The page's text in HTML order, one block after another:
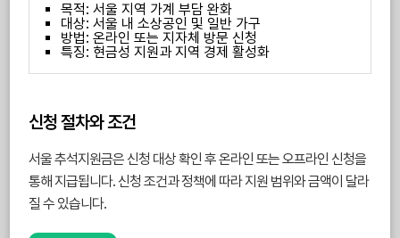
목적: 서울 지역 가계 부담 완화
대상: 서울 내 소상공인 및 일반 가구
방법: 온라인 또는 지자체 방문 신청
특징: 현금성 지원과 지역 경제 활성화
신청 절차와 조건
서울 추석지원금은 신청 대상 확인 후 온라인 또는 오프라인 신청을
통해 지급됩니다. 신청 조건과 정책에 따라 지원 범위와 금액이 달라
질 수 있습니다.